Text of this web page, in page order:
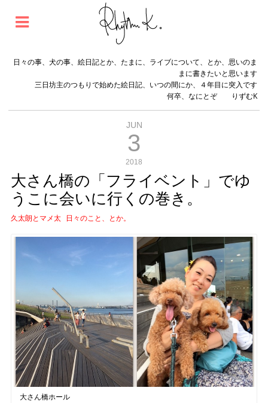
日々の事、犬の事、絵日記とか、たまに、ライブについて、とか、思いのま
まに書きたいと思います
三日坊主のつもりで始めた絵日記、いつの間にか、４年目に突入です
何卒、なにとぞ りずむK
JUN
3
2018
大さん橋の「フライベント」でゆ
うこに会いに行くの巻き。
久太朗とマメ太 日々のこと、とか。
大さん橋ホール